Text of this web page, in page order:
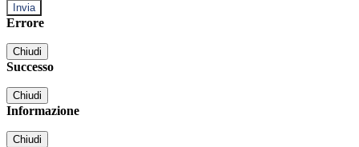
Errore
Chiudi
Successo
Chiudi
Informazione
Chiudi